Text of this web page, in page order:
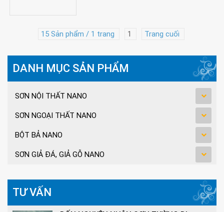
15 Sản phẩm / 1 trang 1 Trang cuối
DANH MỤC SẢN PHẨM
SƠN NỘI THẤT NANO
SƠN NGOẠI THẤT NANO
BỘT BẢ NANO
SƠN GIẢ ĐÁ, GIẢ GỖ NANO
TƯ VẤN